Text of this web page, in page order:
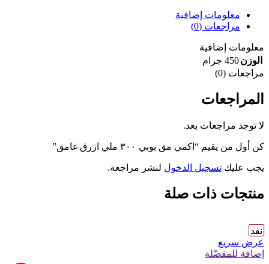
معلومات إضافية
مراجعات (0)
معلومات إضافية
الوزن450 جرام
مراجعات (0)
المراجعات
لا توجد مراجعات بعد.
كن أول من يقيم “اكمي مق بوبي ٣٠٠ ملي ازرق غامق”
يجب عليك تسجيل الدخول لنشر مراجعة.
منتجات ذات صلة
نفد
عرض سريع
إضافة للمفضّلة